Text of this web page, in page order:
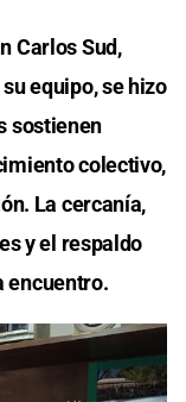
Carlos Sud,
equipo, se hizo
sostienen
colectivo,
La cercanía,
y el respaldo
encuentro.